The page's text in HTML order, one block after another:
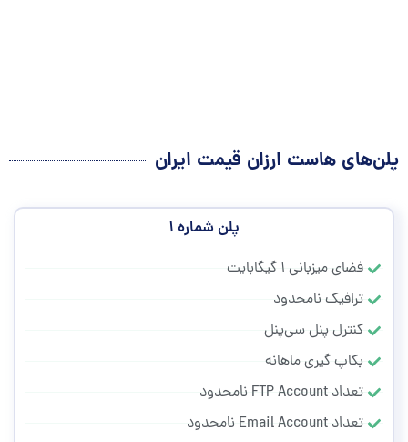
پلن‌های هاست ارزان قیمت ایران
پلن شماره ۱
فضای میزبانی ۱ گیگابایت
ترافیک نامحدود
کنترل پنل سی‌پنل
بکاپ گیری ماهانه
تعداد FTP Account نامحدود
تعداد Email Account نامحدود